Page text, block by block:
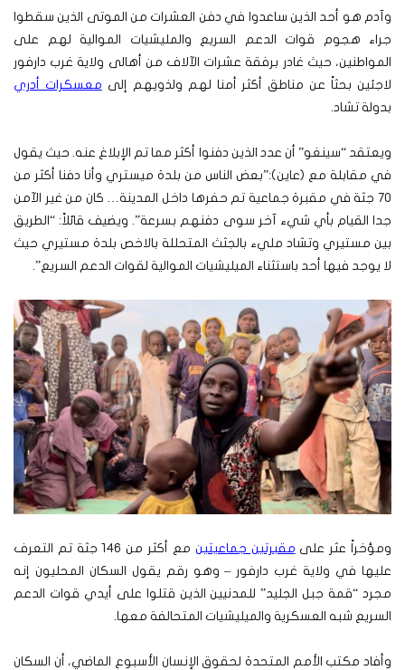
وآدم هو أحد الذين ساعدوا في دفن العشرات من الموتى الذين سقطوا
جراء هجوم قوات الدعم السريع والمليشيات الموالية لهم على
المواطنين، حيث غادر برفقة عشرات الآلاف من أهالى ولاية غرب دارفور
لاجئين بحثاً عن مناطق أكثر أمنا لهم ولذويهم إلى معسكرات أدري
بدولة تشاد.
ويعتقد “سينغو” أن عدد الذين دفنوا أكثر مما تم الإبلاغ عنه. حيث يقول
في مقابلة مع (عاين):”بعض الناس من بلدة ميستري وأنا دفنا أكثر من
70 جثة في مقبرة جماعية تم حفرها داخل المدينة… كان من غير الآمن
جدا القيام بأي شيء آخر سوى دفنهم بسرعة”. ويضيف قائلاً: “الطريق
بين مستيري وتشاد مليء بالجثث المتحللة بالاخص بلدة مستيري حيث
لا يوجد فيها أحد باستثناء الميليشيات الموالية لقوات الدعم السريع”.
ومؤخراً عثر على مقبرتين جماعيتين
مع أكثر من 146 جثة تم التعرف
عليها في ولاية غرب دارفور – وهو رقم يقول السكان المحليون إنه
مجرد “قمة جبل الجليد” للمدنيين الذين قتلوا على أيدي قوات الدعم
السريع شبه العسكرية والميليشيات المتحالفة معها.
وأفاد مكتب الأمم المتحدة لحقوق الإنسان الأسبوع الماضي، أن السكان